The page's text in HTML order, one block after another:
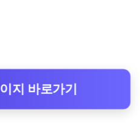
지 바로가기